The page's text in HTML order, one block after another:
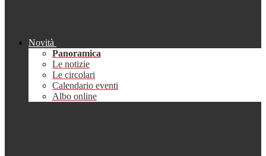
Novità
Panoramica
Le notizie
Le circolari
Calendario eventi
Albo online